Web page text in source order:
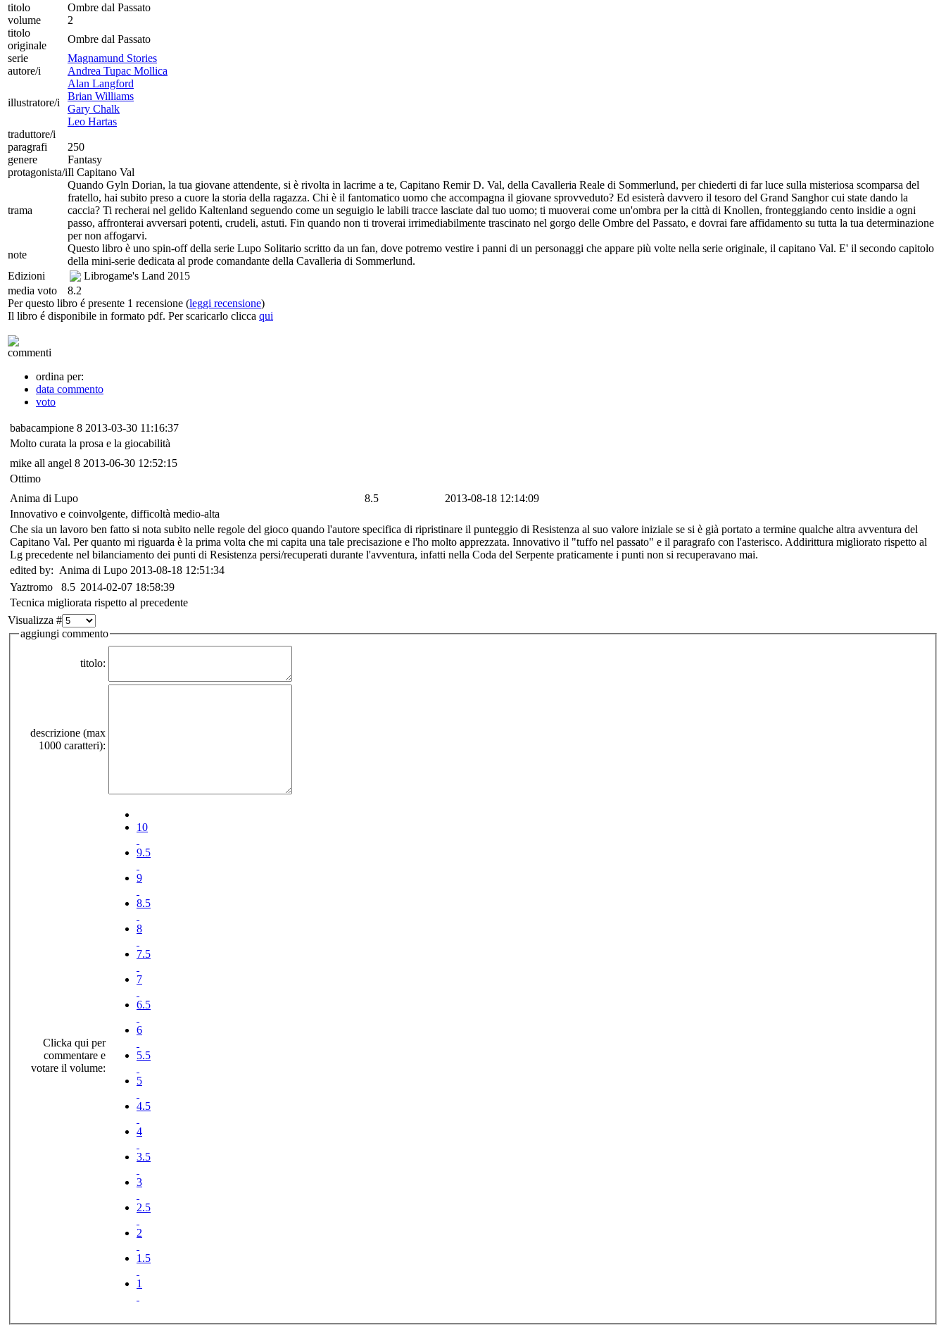
titolo
Ombre dal Passato
volume
2
titolo
originale
Ombre dal Passato
serie
Magnamund Stories
autore/i
Andrea Tupac Mollica
illustratore/i
Alan Langford
Brian Williams
Gary Chalk
Leo Hartas
traduttore/i
paragrafi
250
genere
Fantasy
protagonista/iIl Capitano Val
trama
Quando Gyln Dorian, la tua giovane attendente, si è rivolta in lacrime a te, Capitano Remir D. Val, della Cavalleria Reale di Sommerlund, per chiederti di far luce sulla misteriosa scomparsa del
fratello, hai subito preso a cuore la storia della ragazza. Chi è il fantomatico uomo che accompagna il giovane sprovveduto? Ed esisterà davvero il tesoro del Grand Sanghor cui state dando la
caccia? Ti recherai nel gelido Kaltenland seguendo come un seguigio le labili tracce lasciate dal tuo uomo; ti muoverai come un'ombra per la città di Knollen, fronteggiando cento insidie a ogni
passo, affronterai avversari potenti, crudeli, astuti. Fin quando non ti troverai irrimediabilmente trascinato nel gorgo delle Ombre del Passato, e dovrai fare affidamento su tutta la tua determinazione
per non affogarvi.
note
Questo libro è uno spin-off della serie Lupo Solitario scritto da un fan, dove potremo vestire i panni di un personaggi che appare più volte nella serie originale, il capitano Val. E' il secondo capitolo
della mini-serie dedicata al prode comandante della Cavalleria di Sommerlund.
Edizioni
Librogame's Land 2015
media voto
8.2
Per questo libro é presente 1 recensione (leggi recensione)
Il libro é disponibile in formato pdf. Per scaricarlo clicca qui
commenti
ordina per:
data commento
voto
babacampione 8 2013-03-30 11:16:37
Molto curata la prosa e la giocabilità
mike all angel 8 2013-06-30 12:52:15
Ottimo
Anima di Lupo
8.5
2013-08-18 12:14:09
Innovativo e coinvolgente, difficoltà medio-alta
Che sia un lavoro ben fatto si nota subito nelle regole del gioco quando l'autore specifica di ripristinare il punteggio di Resistenza al suo valore iniziale se si è già portato a termine qualche altra avventura del
Capitano Val. Per quanto mi riguarda è la prima volta che mi capita una tale precisazione e l'ho molto apprezzata. Innovativo il "tuffo nel passato" e il paragrafo con l'asterisco. Addirittura migliorato rispetto al
Lg precedente nel bilanciamento dei punti di Resistenza persi/recuperati durante l'avventura, infatti nella Coda del Serpente praticamente i punti non si recuperavano mai.
edited by: Anima di Lupo 2013-08-18 12:51:34
Yaztromo
8.5 2014-02-07 18:58:39
Tecnica migliorata rispetto al precedente
Visualizza #
aggiungi commento
titolo:
descrizione (max
1000 caratteri):
Clicka qui per
commentare e
votare il volume:
10
9.5
9
8.5
8
7.5
7
6.5
6
5.5
5
4.5
4
3.5
3
2.5
2
1.5
1